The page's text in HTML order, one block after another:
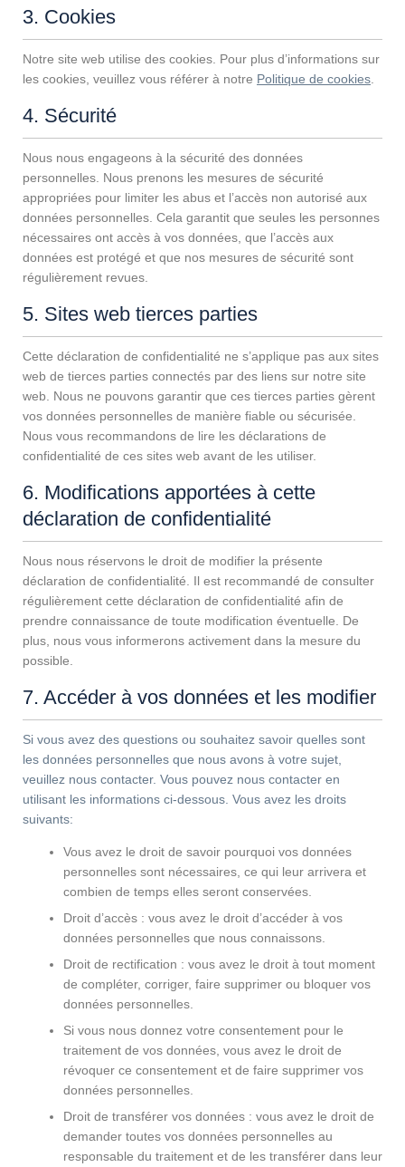
3. Cookies
Notre site web utilise des cookies. Pour plus d’informations sur
les cookies, veuillez vous référer à notre Politique de cookies
4. Sécurité
Nous nous engageons à la sécurité des données
personnelles. Nous prenons les mesures de sécurité
appropriées pour limiter les abus et l’accès non autorisé aux
données personnelles. Cela garantit que seules les personnes
nécessaires ont accès à vos données, que l’accès aux
données est protégé et que nos mesures de sécurité sont
régulièrement revues.
5. Sites web tierces parties
Cette déclaration de confidentialité ne s’applique pas aux sites
web de tierces parties connectés par des liens sur notre site
web. Nous ne pouvons garantir que ces tierces parties gèrent
vos données personnelles de manière fiable ou sécurisée.
Nous vous recommandons de lire les déclarations de
confidentialité de ces sites web avant de les utiliser.
6. Modifications apportées à cette
déclaration de confidentialité
Nous nous réservons le droit de modifier la présente
déclaration de confidentialité. Il est recommandé de consulter
régulièrement cette déclaration de confidentialité afin de
prendre connaissance de toute modification éventuelle. De
plus, nous vous informerons activement dans la mesure du
possible.
7. Accéder à vos données et les modifier
Si vous avez des questions ou souhaitez savoir quelles sont
les données personnelles que nous avons à votre sujet,
veuillez nous contacter. Vous pouvez nous contacter en
utilisant les informations ci-dessous. Vous avez les droits
suivants:
Vous avez le droit de savoir pourquoi vos données
personnelles sont nécessaires, ce qui leur arrivera et
combien de temps elles seront conservées.
Droit d’accès : vous avez le droit d’accéder à vos
données personnelles que nous connaissons.
Droit de rectification : vous avez le droit à tout moment
de compléter, corriger, faire supprimer ou bloquer vos
données personnelles.
Si vous nous donnez votre consentement pour le
traitement de vos données, vous avez le droit de
révoquer ce consentement et de faire supprimer vos
données personnelles.
Droit de transférer vos données : vous avez le droit de
demander toutes vos données personnelles au
responsable du traitement et de les transférer dans leur